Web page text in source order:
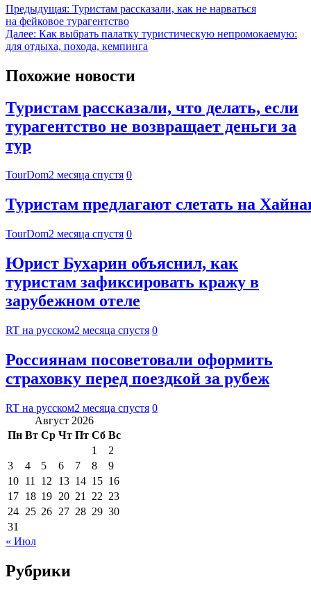
Предыдущая: Туристам рассказали, как не нарваться
на фейковое турагентство
Далее: Как выбрать палатку туристическую непромокаемую:
для отдыха, похода, кемпинга
Похожие новости
Туристам рассказали, что делать, если
турагентство не возвращает деньги за
тур
TourDom2 месяца спустя 0
Туристам предлагают слетать на
TourDom2 месяца спустя 0
Юрист Бухарин объяснил, как
туристам зафиксировать кражу в
зарубежном отеле
RT на русском2 месяца спустя 0
Россиянам посоветовали оформить
страховку перед поездкой за рубеж
RT на русском2 месяца спустя 0
Август 2026
Пн Вт Ср Чт Пт Сб Вс
1
2
3
4 5 6 7 8
9
10 11 12 13 14 15 16
17 18 19 20 21 22 23
24 25 26 27 28 29 30
31
« Июл
Рубрики